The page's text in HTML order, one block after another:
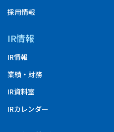
採用情報
IR情報
IR情報
業績・財務
IR資料室
IRカレンダー